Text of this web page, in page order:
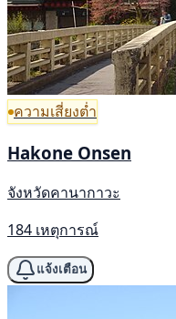
ความเสี่ยงต่ำ
Hakone Onsen
จังหวัดคานากาวะ
184 เหตุการณ์
แจ้งเตือน